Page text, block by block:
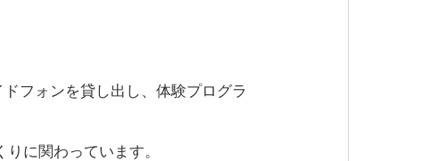
フォンを貸し出し、体験プログラ
に関わっています。